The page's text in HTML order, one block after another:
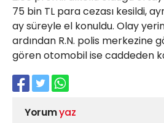
75 bin TL para cezası kesildi,
ay süreyle el konuldu. Olay
ardından R.N. polis merkezine
gören otomobil ise caddeden
Yorumyaz